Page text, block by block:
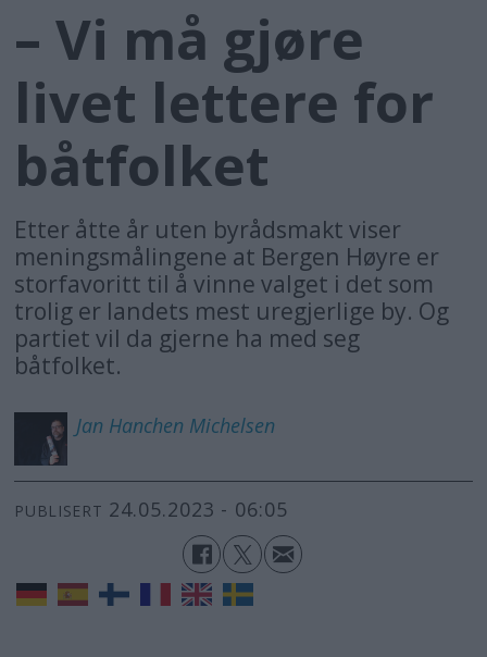
– Vi må gjøre
livet lettere for
båtfolket
Etter åtte år uten byrådsmakt viser
meningsmålingene at Bergen Høyre er
storfavoritt til å vinne valget i det som
trolig er landets mest uregjerlige by. Og
partiet vil da gjerne ha med seg
båtfolket.
Jan Hanchen Michelsen
PUBLISERT 24.05.2023 - 06:05